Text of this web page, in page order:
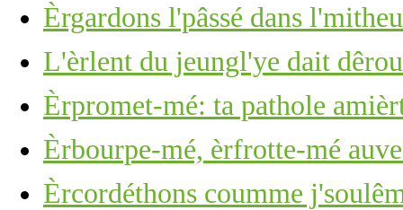
Èrgardons l'pâssé dans
L'èrlent du jeungl'ye dait
Èrpromet-mé: ta pathole
Èrbourpe-mé, èrfrotte-mé
Èrcordéthons coumme